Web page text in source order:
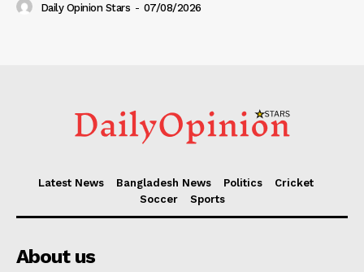
Daily Opinion Stars - 07/08/2026
Latest News Bangladesh News Politics
Cricket
Soccer
Sports
About us